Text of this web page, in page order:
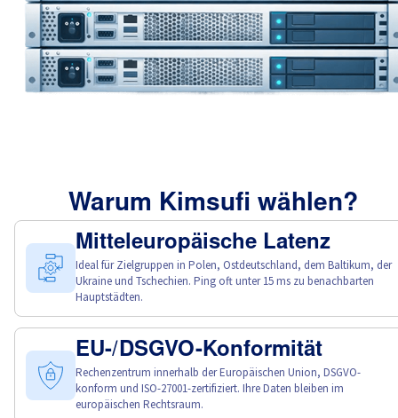
Warum Kimsufi wählen?
Mitteleuropäische Latenz
Ideal für Zielgruppen in Polen, Ostdeutschland, dem Baltikum, der
Ukraine und Tschechien. Ping oft unter 15 ms zu benachbarten
Hauptstädten.
EU-/DSGVO-Konformität
Rechenzentrum innerhalb der Europäischen Union, DSGVO-
konform und ISO-27001-zertifiziert. Ihre Daten bleiben im
europäischen Rechtsraum.